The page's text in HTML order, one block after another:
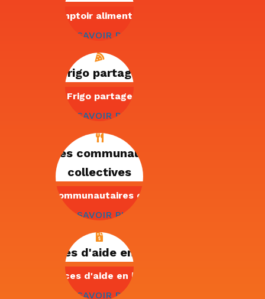
Comptoir alimentaire
EN SAVOIR PLUS
Frigo partage
Frigo partage
EN SAVOIR PLUS
Cuisines communautaires
collectives
Cuisines communautaires collectives
EN SAVOIR PLUS
Services d'aide en impôt
Services d'aide en impôt
EN SAVOIR PLUS